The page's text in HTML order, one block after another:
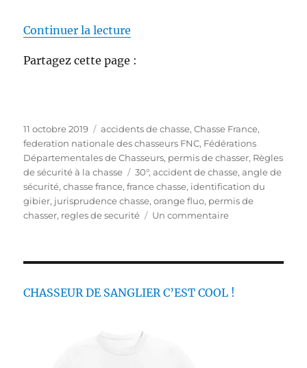
Continuer la lecture
Partagez cette page :
P
u
b
l
i
é
l
11 octobre 2019
C
a
t
é
g
o
r
accidents de chasse,Chasse France,
federation nationale des chasseurs FNC, Fédérations
Départementales de Chasseurs, permis de chasser, Règles
de sécurité à la chasse
É
t
i
q
e
30°,accident de chasse,angle de
sécurité,chasse france,france chasse, identification du
gibier, jurisprudence chasse,orange fluo, permis de
chasser, regles de securité Un commentaires
C
CHASSEUR DE SANGLIER C’EST COOL !